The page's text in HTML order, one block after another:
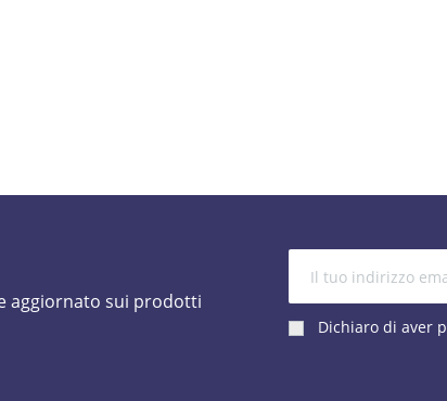
aggiornato sui prodotti
Dichiaro di aver